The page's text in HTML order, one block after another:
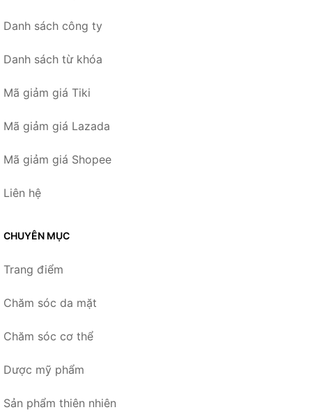
Danh sách công ty
Danh sách từ khóa
Mã giảm giá Tiki
Mã giảm giá Lazada
Mã giảm giá Shopee
Liên hệ
CHUYÊN MỤC
Trang điểm
Chăm sóc da mặt
Chăm sóc cơ thể
Dược mỹ phẩm
Sản phẩm thiên nhiên